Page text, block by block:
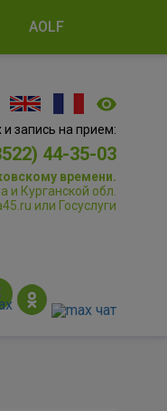
AOLF
запись на прием:
44-35-03
времени.
и Курганской обл.
или Госуслуги